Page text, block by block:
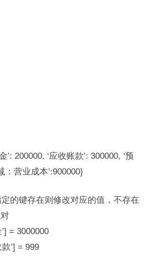
’: 200000, ‘应收账款’: 300000, ‘预
：营业成本’:900000}
的键存在则修改对应的值，不存在
= 3000000
’] = 999